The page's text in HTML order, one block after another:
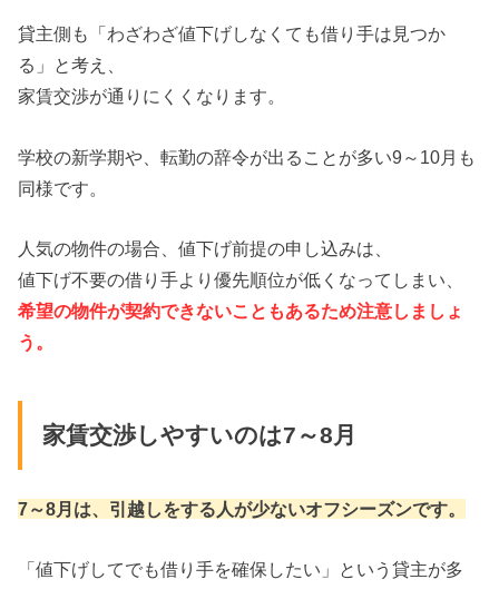
貸主側も「わざわざ値下げしなくても借り手は見つか
る」と考え、
家賃交渉が通りにくくなります。
学校の新学期や、転勤の辞令が出ることが多い9～10月も
同様です。
人気の物件の場合、値下げ前提の申し込みは、
値下げ不要の借り手より優先順位が低くなってしまい、
希望の物件が契約できないこともあるため注意しましょ
う。
家賃交渉しやすいのは7～8月
7～8月は、引越しをする人が少ないオフシーズンです。
「値下げしてでも借り手を確保したい」という貸主が多